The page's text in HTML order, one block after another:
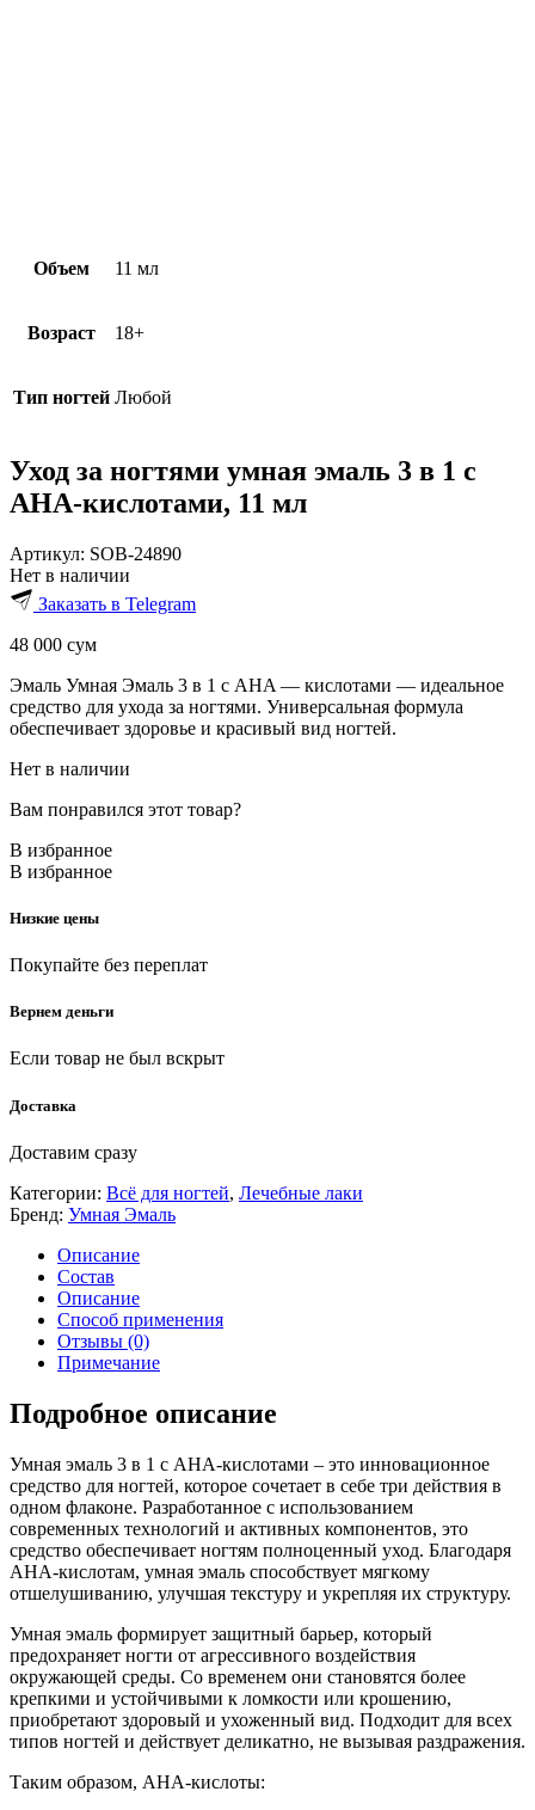
Объем 11 мл
Возраст 18+
Тип ногтей Любой
Уход за ногтями умная эмаль 3 в 1 с
AHA-кислотами, 11 мл
Артикул: SOB-24890
Нет в наличии
Заказать в Telegram
48 000 сум
Эмаль Умная Эмаль 3 в 1 с AHA — кислотами — идеальное
средство для ухода за ногтями. Универсальная формула
обеспечивает здоровье и красивый вид ногтей.
Нет в наличии
Вам понравился этот товар?
В избранное
В избранное
Низкие цены
Покупайте без переплат
Вернем деньги
Если товар не был вскрыт
Доставка
Доставим сразу
Категории: Всё для ногтей, Лечебные лаки
Бренд: Умная Эмаль
Описание
Состав
Описание
Способ применения
Отзывы (0)
Примечание
Подробное описание
Умная эмаль 3 в 1 с AHA-кислотами – это инновационное
средство для ногтей, которое сочетает в себе три действия в
одном флаконе. Разработанное с использованием
современных технологий и активных компонентов, это
средство обеспечивает ногтям полноценный уход. Благодаря
AHA-кислотам, умная эмаль способствует мягкому
отшелушиванию, улучшая текстуру и укрепляя их структуру.
Умная эмаль формирует защитный барьер, который
предохраняет ногти от агрессивного воздействия
окружающей среды. Со временем они становятся более
крепкими и устойчивыми к ломкости или крошению,
приобретают здоровый и ухоженный вид. Подходит для всех
типов ногтей и действует деликатно, не вызывая раздражения.
Таким образом, AHA-кислоты: